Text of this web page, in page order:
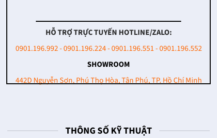
HỖ TRỢ TRỰC TUYẾN HOTLINE/ZALO:
0901.196.992 - 0901.196.224 - 0901.196.551 - 0901.196.552
SHOWROOM
442D Nguyễn Sơn, Phú Thọ Hòa, Tân Phú, TP. Hồ Chí Minh
THÔNG SỐ KỸ THUẬT